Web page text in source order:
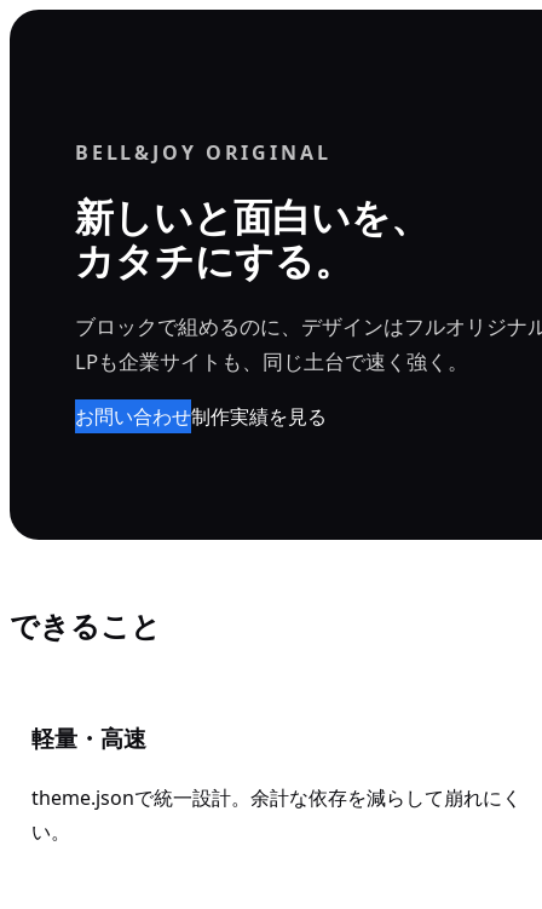
内
BELL&JOY ORIGINAL
新しいと面白いを、
カタチにする。
ブロックで組めるのに、デザインはフルオリジナ
LPも企業サイトも、同じ土台で速く強く。
お問い合わせ制作実績を見る
できること
軽量・高速
theme.jsonで統一設計。余計な依存を減らして崩れにく
い。